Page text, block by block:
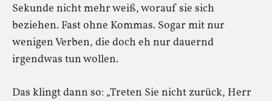
Sekunde nicht mehr weiß, worauf sie sich
beziehen. Fast ohne Kommas. Sogar mit nur
wenigen Verben, die doch eh nur dauernd
irgendwas tun wollen.
Das klingt dann so: „Treten Sie nicht zurück, Herr